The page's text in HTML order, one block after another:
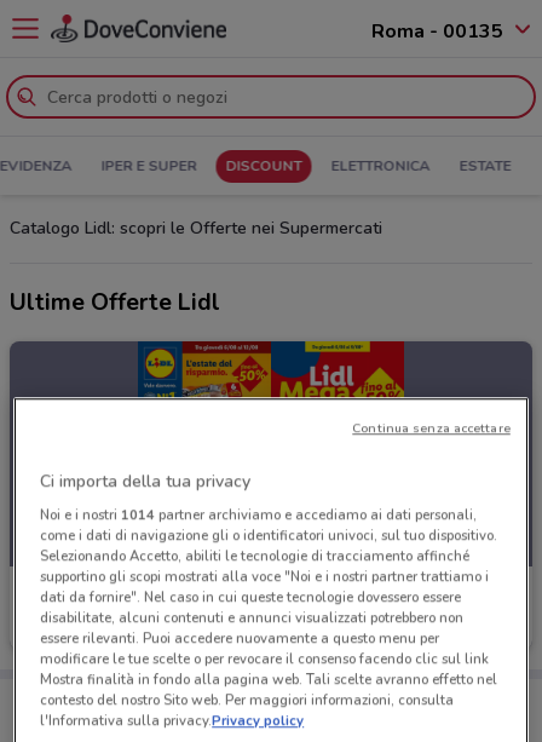
Roma - 00135
IPER E SUPER DISCOUNT ELETTRONICA ESTATE
Catalogo Lidl: scopri le Offerte nei Supermercati
Ultime Offerte Lidl
Lidl
Scade mercoledì
Porta DoveConviene sempre con te!
Puoi trovare le migliori offerte dei negozi vicino a te,
Ci importa della tua privacy
Noi e i nostri 1014partner archiviamo e accediamo ai dati personali,
come i dati di navigazione gli o identificatori univoci, sul tuo dispositivo.
Selezionando Accetto, abiliti le tecnologie di tracciamento affinché
supportino gli scopi mostrati alla voce "Noi e i nostri partner trattiamo i
dati da fornire". Nel caso in cui queste tecnologie dovessero essere
disabilitate, alcuni contenuti e annunci visualizzati potrebbero non
essere rilevanti. Puoi accedere nuovamente a questo menu per
modificare le tue scelte o per revocare il consenso facendo clic sul link
Mostra finalità in fondo alla pagina web. Tali scelte avranno effetto nel
contesto del nostro Sito web. Per maggiori informazioni, consulta
l'Informativa sulla privacy.Privacy policy
Continua senza accettare